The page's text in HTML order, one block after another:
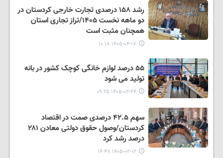
رشد ۱۵۸ درصدی تجارت خارجی کردستان در
دو ماهه نخست ۱۴۰۵/تراز تجاری استان
همچنان مثبت است
۱۴۰۵-۰۴-۱۷ ۱۰:۱۸
۵۵ درصد لوازم خانگی کوچک کشور در بانه
تولید می شود
۱۴۰۵-۰۲-۲۴ ۰۹:۲۵
سهم ۴۲.۵ درصدی صمت در اقتصاد
کردستان/وصول حقوق دولتی معادن ۲۸۱
درصد رشد کرد
۱۴۰۵-۰۲-۱۲ ۱۴:۴۷